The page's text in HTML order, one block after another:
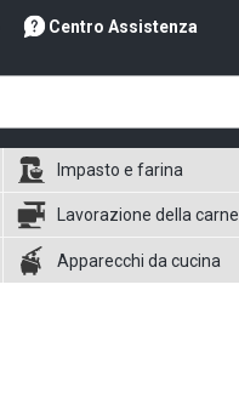
Centro Assistenza
Impasto e farina
Lavorazione della carne
Apparecchi da cucina